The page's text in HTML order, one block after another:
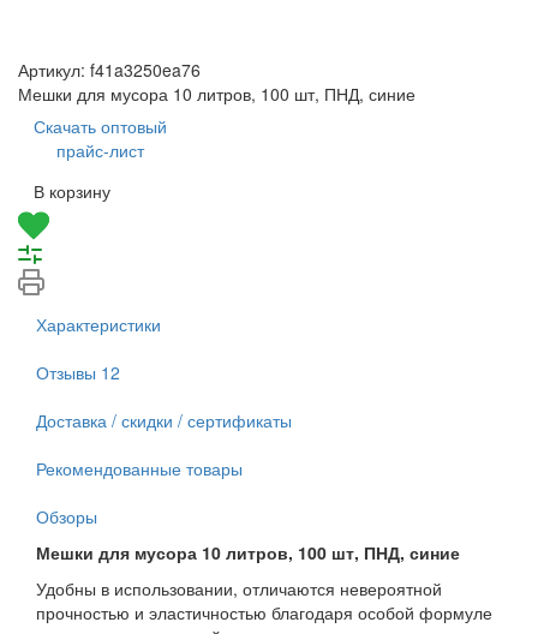
Артикул: f41a3250ea76
Мешки для мусора 10 литров, 100 шт, ПНД, синие
Скачать оптовый
прайс-лист
В корзину
Характеристики
Отзывы 12
Доставка / скидки / сертификаты
Рекомендованные товары
Обзоры
Мешки для мусора 10 литров, 100 шт, ПНД, синие
Удобны в использовании, отличаются невероятной
прочностью и эластичностью благодаря особой формуле